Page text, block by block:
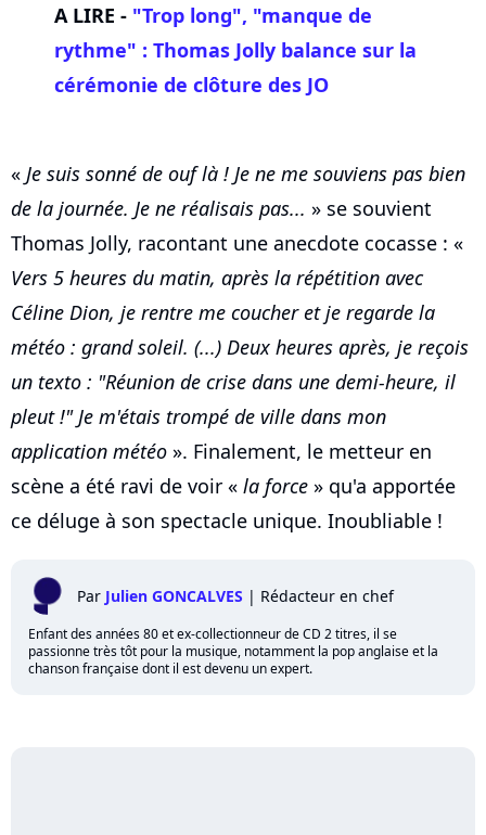
A LIRE - "Trop long", "manque de
rythme" : Thomas Jolly balance sur la
cérémonie de clôture des JO
« Je suis sonné de ouf là ! Je ne me souviens pas bien
de la journée. Je ne réalisais pas... » se souvient
Thomas Jolly, racontant une anecdote cocasse : «
Vers 5 heures du matin, après la répétition avec
Céline Dion, je rentre me coucher et je regarde la
météo : grand soleil. (...) Deux heures après, je reçois
un texto : "Réunion de crise dans une demi-heure, il
pleut !" Je m'étais trompé de ville dans mon
application météo ». Finalement, le metteur en
scène a été ravi de voir « la force » qu'a apportée
ce déluge à son spectacle unique. Inoubliable !
Par Julien GONCALVES | Rédacteur en chef
Enfant des années 80 et ex-collectionneur de CD 2 titres, il se
passionne très tôt pour la musique, notamment la pop anglaise et la
chanson française dont il est devenu un expert.